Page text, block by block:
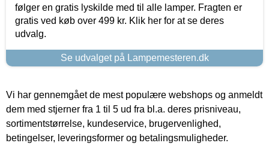
følger en gratis lyskilde med til alle lamper. Fragten er
gratis ved køb over 499 kr. Klik her for at se deres
udvalg.
Se udvalget på Lampemesteren.dk
Vi har gennemgået de mest populære webshops og anmeldt
dem med stjerner fra 1 til 5 ud fra bl.a. deres prisniveau,
sortimentstørrelse, kundeservice, brugervenlighed,
betingelser, leveringsformer og betalingsmuligheder.